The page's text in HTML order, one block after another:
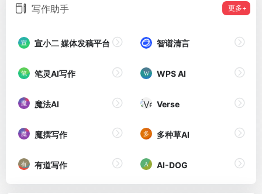
写作助手 更多+
宣小二 媒体发稿平台 智谱清言
笔灵AI写作 WPS AI
魔法AI Verse
魔撰写作 多种草AI
有道写作 AI-DOG